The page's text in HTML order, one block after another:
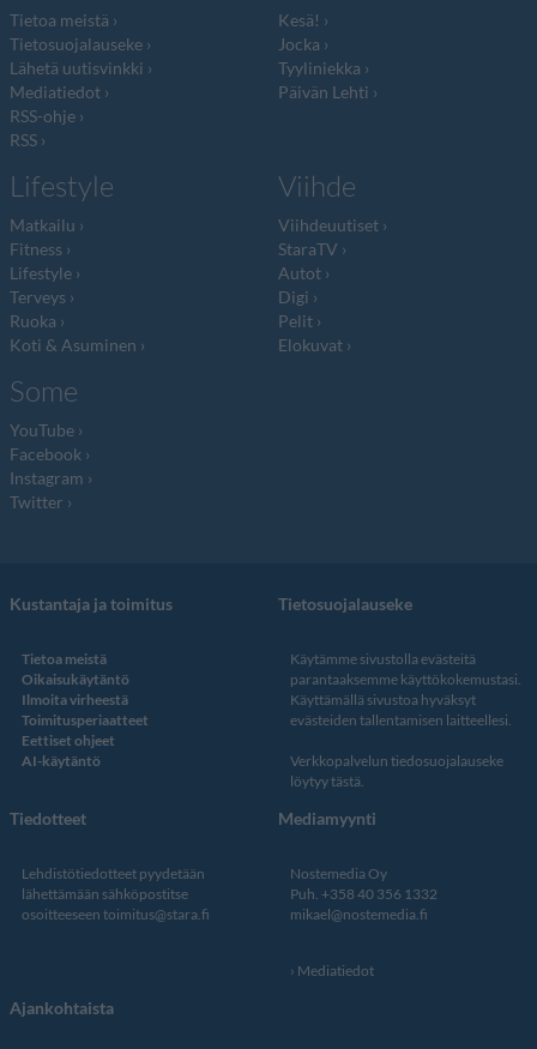
Tietoa meistä
Tietosuojalauseke
Lähetä uutisvinkki
Mediatiedot
RSS-ohje
RSS
Kesä!
Jocka
Tyyliniekka
Päivän Lehti
Lifestyle
Matkailu
Fitness
Lifestyle
Terveys
Ruoka
Koti & Asuminen
Viihde
Viihdeuutiset
StaraTV
Autot
Digi
Pelit
Elokuvat
Some
YouTube
Facebook
Instagram
Twitter
Kustantaja ja toimitus
Tietoa meistä
Oikaisukäytäntö
Ilmoita virheestä
Toimitusperiaatteet
Eettiset ohjeet
AI-käytäntö
Tietosuojalauseke
Käytämme sivustolla evästeitä
parantaaksemme käyttökokemustasi.
Käyttämällä sivustoa hyväksyt
evästeiden tallentamisen laitteellesi.
Verkkopalvelun tiedosuojalauseke
löytyy tästä
Tiedotteet
Lehdistötiedotteet pyydetään
lähettämään sähköpostitse
osoitteeseen toimitus@stara.fi
Mediamyynti
Nostemedia Oy
Puh. +358 40 356 1332
mikael@nostemedia.fi
Mediatiedot
Ajankohtaista